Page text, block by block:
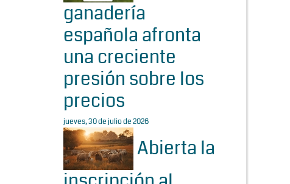
ganadería
española afronta
una creciente
presión sobre los
precios
jueves, 30 de julio de 2026
Abierta la